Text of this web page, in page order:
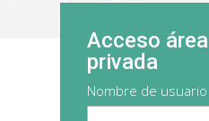
Acceso área
privada
Nombre de usuario